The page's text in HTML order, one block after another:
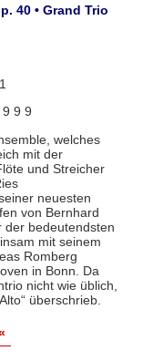
40 • Grand Trio
9 9 9
welches
mit der
und Streicher
neuesten
von Bernhard
der bedeutendsten
mit seinem
Romberg
in Bonn. Da
nicht wie üblich,
überschrieb.